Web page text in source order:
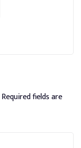
Required fields are